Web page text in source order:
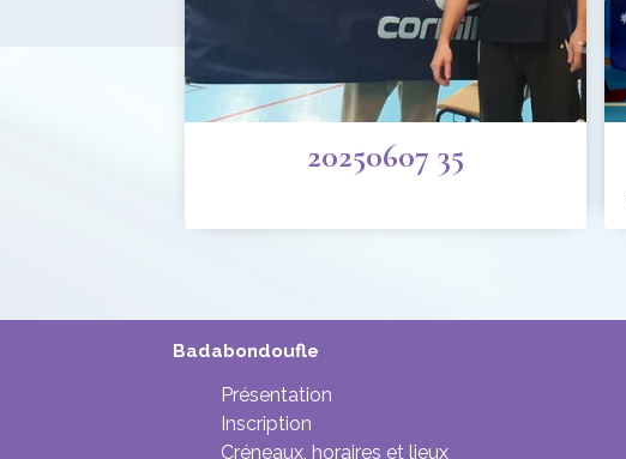
20250607 35
Badabondoufle
Présentation
Inscription
Créneaux, horaires et lieux